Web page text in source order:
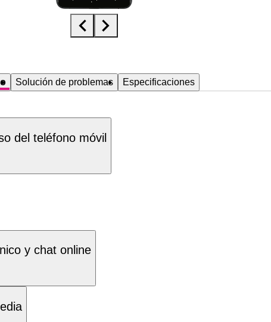
Solución de problemas Especificaciones
del teléfono móvil
y chat online